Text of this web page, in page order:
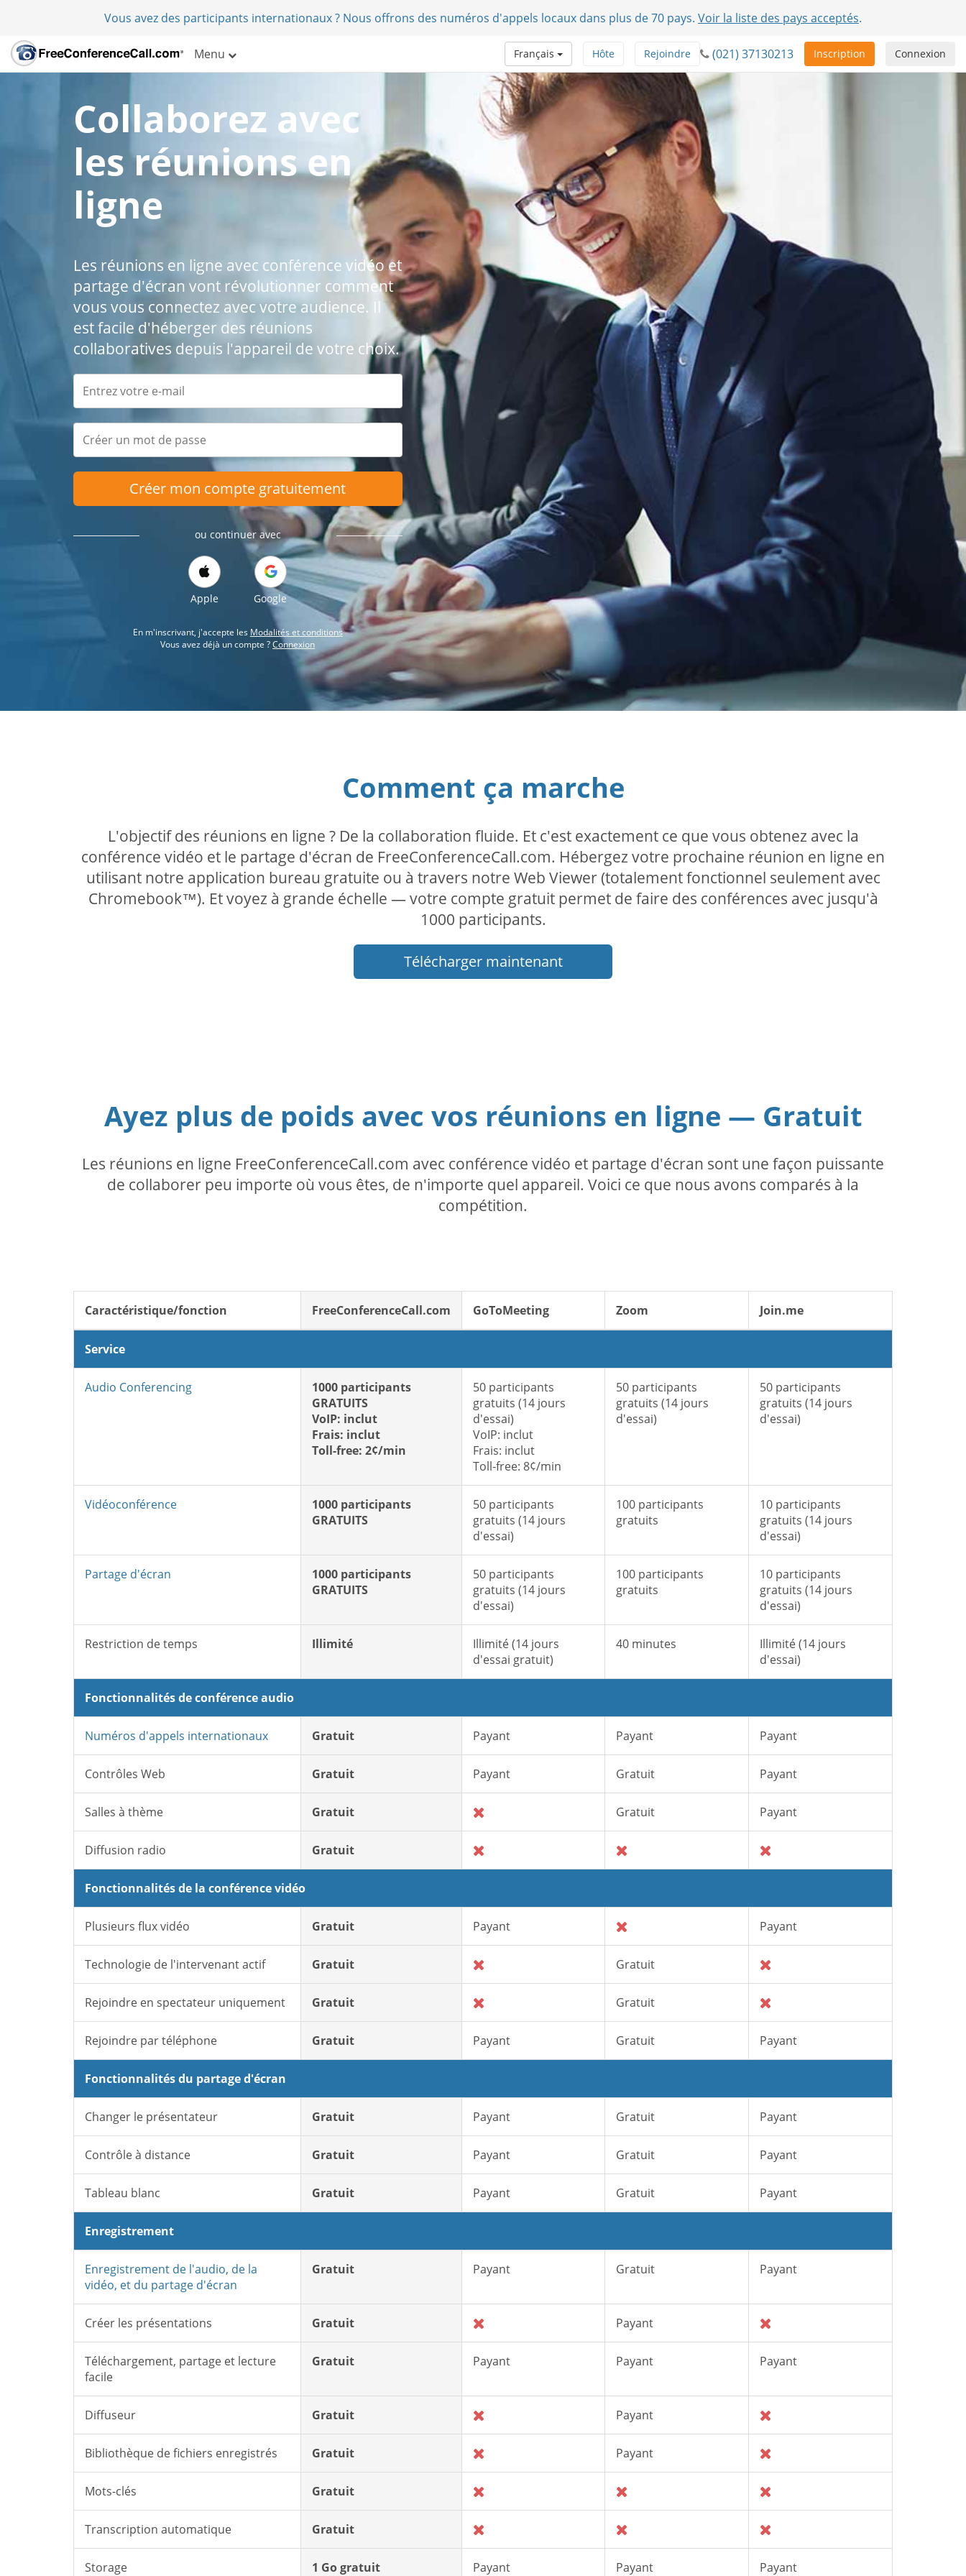
Vous avez des participants internationaux ? Nous offrons des numéros d'appels locaux dans plus de 70 pays. Voir la liste des pays acceptés.
Menu Connexion
Inscription
(021) 37130213
Rejoindre
Hôte
Français
Collaborez avec
les réunions en
ligne
Les réunions en ligne avec conférence vidéo et
partage d'écran vont révolutionner comment
vous vous connectez avec votre audience. Il
est facile d'héberger des réunions
collaboratives depuis l'appareil de votre choix.
Créer mon compte gratuitement
ou continuer avec
Apple Google
En m'inscrivant, j'accepte les Modalités et conditions
Vous avez déjà un compte ?Connexion
Comment ça marche
L'objectif des réunions en ligne ? De la collaboration fluide. Et c'est exactement ce que vous obtenez avec la
conférence vidéo et le partage d'écran de FreeConferenceCall.com. Hébergez votre prochaine réunion en ligne en
utilisant notre application bureau gratuite ou à travers notre Web Viewer (totalement fonctionnel seulement avec
Chromebook™). Et voyez à grande échelle — votre compte gratuit permet de faire des conférences avec jusqu'à
1000 participants.
Télécharger maintenant
Ayez plus de poids avec vos réunions en ligne — Gratuit
Les réunions en ligne FreeConferenceCall.com avec conférence vidéo et partage d'écran sont une façon puissante
de collaborer peu importe où vous êtes, de n'importe quel appareil. Voici ce que nous avons comparés à la
compétition.
Caractéristique/fonction FreeConferenceCall.com GoToMeeting Zoom Join.me
Service
Audio Conferencing
1000 participants
GRATUITS
VoIP: inclut
Frais: inclut
Toll-free: 2¢/min
50 participants
gratuits (14 jours
d'essai)
VoIP: inclut
Frais: inclut
Toll-free: 8¢/min
50 participants
gratuits (14 jours
d'essai)
50 participants
gratuits (14 jours
d'essai)
Vidéoconférence
1000 participants
GRATUITS
50 participants
gratuits (14 jours
d'essai)
100 participants
gratuits
10 participants
gratuits (14 jours
d'essai)
Partage d'écran
1000 participants
GRATUITS
50 participants
gratuits (14 jours
d'essai)
100 participants
gratuits
10 participants
gratuits (14 jours
d'essai)
Restriction de temps Illimité
Illimité (14 jours
d'essai gratuit)
40 minutes
Illimité (14 jours
d'essai)
Fonctionnalités de conférence audio
Numéros d'appels internationaux Gratuit Payant Payant Payant
Contrôles Web Gratuit Payant Gratuit Payant
Salles à thème Gratuit Gratuit Payant
Diffusion radio Gratuit
Fonctionnalités de la conférence vidéo
Plusieurs flux vidéo Gratuit Payant Payant
Technologie de l'intervenant actif Gratuit Gratuit
Rejoindre en spectateur uniquement Gratuit Gratuit
Rejoindre par téléphone Gratuit Payant Gratuit Payant
Fonctionnalités du partage d'écran
Changer le présentateur Gratuit Payant Gratuit Payant
Contrôle à distance Gratuit Payant Gratuit Payant
Tableau blanc Gratuit Payant Gratuit Payant
Enregistrement
Enregistrement de l'audio, de la
vidéo, et du partage d'écran
Gratuit Payant Gratuit Payant
Créer les présentations Gratuit Payant
Téléchargement, partage et lecture
facile
Gratuit Payant Payant Payant
Diffuseur Gratuit Payant
Bibliothèque de fichiers enregistrés Gratuit Payant
Mots-clés Gratuit
Transcription automatique Gratuit
Storage 1 Go gratuit Payant Payant Payant